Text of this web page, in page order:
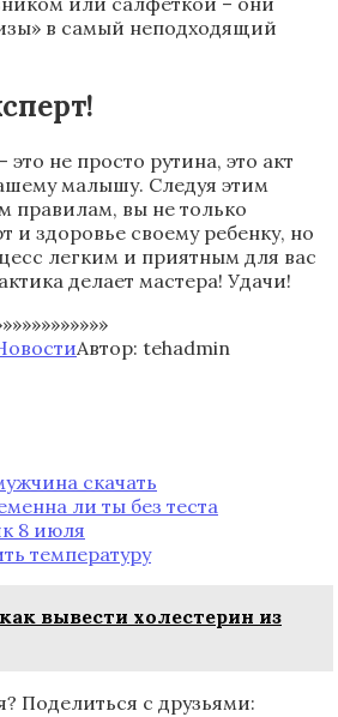
в самый неподходящий
не просто рутина, это акт
малышу. Следуя этим
правилам, вы не только
и здоровье своему ребенку, но
легким и приятным для вас
делает мастера! Удачи!
Автор: tehadmin
скачать
ли ты без теста
8 июля
температуру
как вывести холестерин из
Поделиться с друзьями: